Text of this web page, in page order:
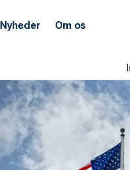
Nyheder Om os